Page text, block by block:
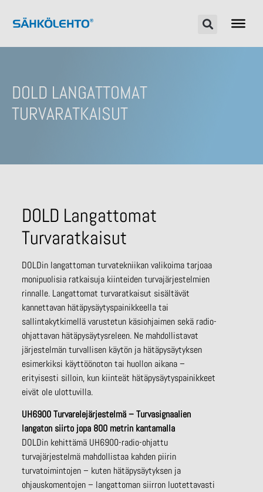
DOLD LANGATTOMAT
TURVARATKAISUT
DOLD Langattomat
Turvaratkaisut
DOLDin langattoman turvatekniikan valikoima tarjoaa
monipuolisia ratkaisuja kiinteiden turvajärjestelmien
rinnalle. Langattomat turvaratkaisut sisältävät
kannettavan hätäpysäytyspainikkeella tai
sallintakytkimellä varustetun käsiohjaimen sekä radio-
ohjattavan hätäpysäytysreleen. Ne mahdollistavat
järjestelmän turvallisen käytön ja hätäpysäytyksen
esimerkiksi käyttöönoton tai huollon aikana –
erityisesti silloin, kun kiinteät hätäpysäytyspainikkeet
eivät ole ulottuvilla.
UH6900 Turvarelejärjestelmä – Turvasignaalien
langaton siirto jopa 800 metrin kantamalla
DOLDin kehittämä UH6900-radio-ohjattu
turvajärjestelmä mahdollistaa kahden piirin
turvatoimintojen – kuten hätäpysäytyksen ja
ohjauskomentojen – langattoman siirron luotettavasti